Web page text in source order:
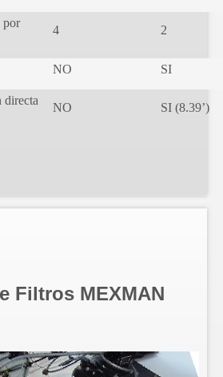
por
4 2
NO SI
directa
NO SI (8.39’)
Filtros MEXMAN